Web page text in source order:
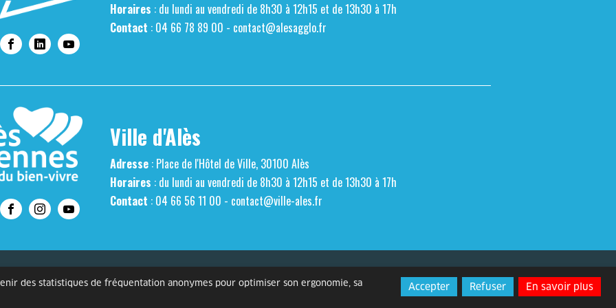
des statistiques de fréquentation anonymes pour optimiser son ergonomie, sa
Accepter Refuser En savoir plus
Horaires : du lundi au vendredi de 8h30 à 12h15 et de 13h30 à 17h
Contact : 04 66 78 89 00 - contact@alesagglo.fr
Ville d'Alès
Adresse: Place de l'Hôtel de Ville, 30100 Alès
Horaires : du lundi au vendredi de 8h30 à 12h15 et de 13h30 à 17h
Contact : 04 66 56 11 00 - contact@ville-ales.fr
personnelles Mentions légales Gestion des cookies Accessibilité Espace presse Contact